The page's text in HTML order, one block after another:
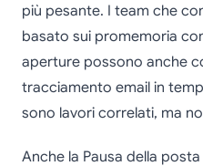
più pesante. I team che
basato sui promemoria
aperture possono anche
tracciamento email in
sono lavori correlati, ma
Anche la Pausa della